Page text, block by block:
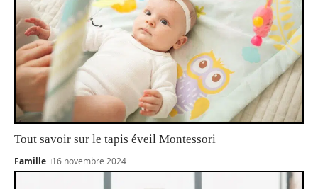
Tout savoir sur le tapis éveil Montessori
Famille 16 novembre 2024